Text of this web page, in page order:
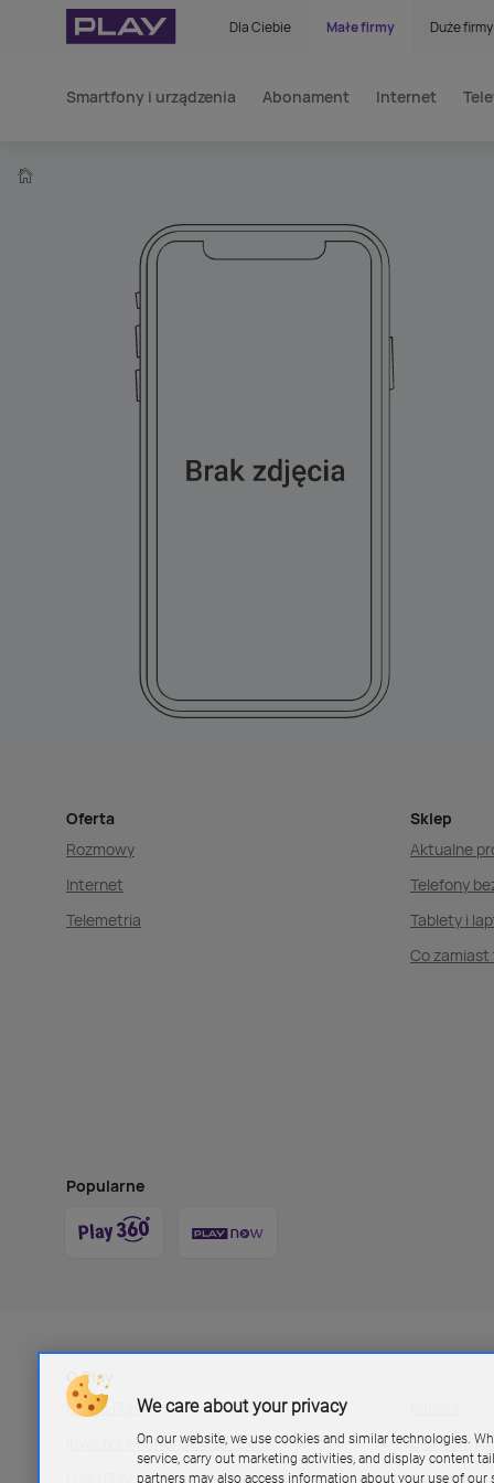
Dla Ciebie Małe firmy Duże firmy
Smartfony i urządzenia Abonament Internet
Oferta
Rozmowy
Internet
Telemetria
Sklep
Aktualne
Telefony
Tablety i
Co
Popularne
O Play
Grupa Play
Investor relations P4 sp. z.o.o
Biuro
Blog Play
We care about your privacy
On our website, we use cookies and similar technologies.
service, carry out marketing activities, and display content
partners may also access information about your use of